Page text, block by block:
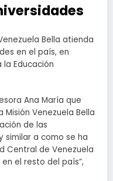
Bella atienda
en el país, en
Educación
Ana María que
Venezuela Bella
de las
similar a como se ha
Central de Venezuela
el resto del país”,